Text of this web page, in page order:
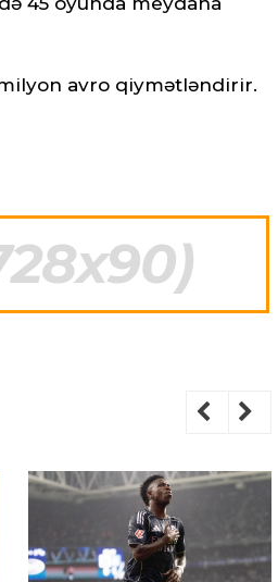
avro qiymətləndirir.